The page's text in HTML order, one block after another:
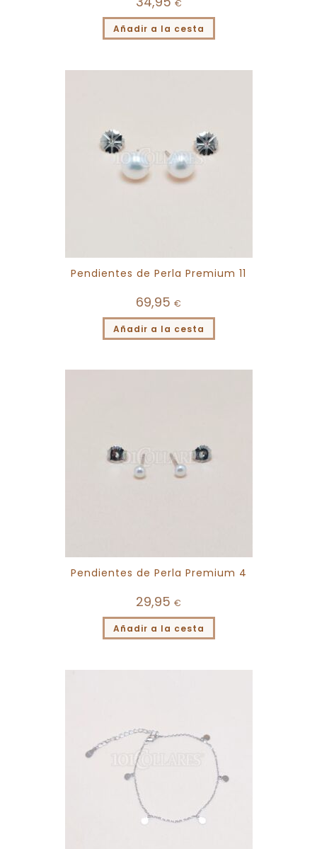
€
Añadir a la cesta
Pendientes de Perla Premium 11
69,95 €
Añadir a la cesta
Pendientes de Perla Premium 4
29,95 €
Añadir a la cesta